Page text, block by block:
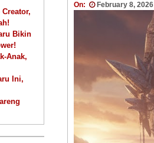
On: February 8, 2026
Bikin
Anak,
Ini,